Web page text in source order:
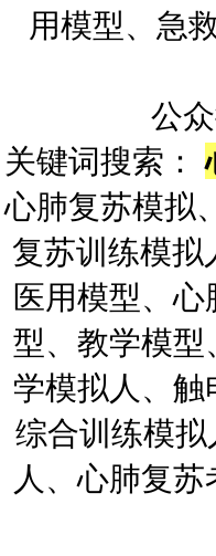
用模型、急
公
关键词搜索：
心肺复苏模拟
复苏训练模拟
医用模型、
型、教学模型
学模拟人、
综合训练模
人、心肺复